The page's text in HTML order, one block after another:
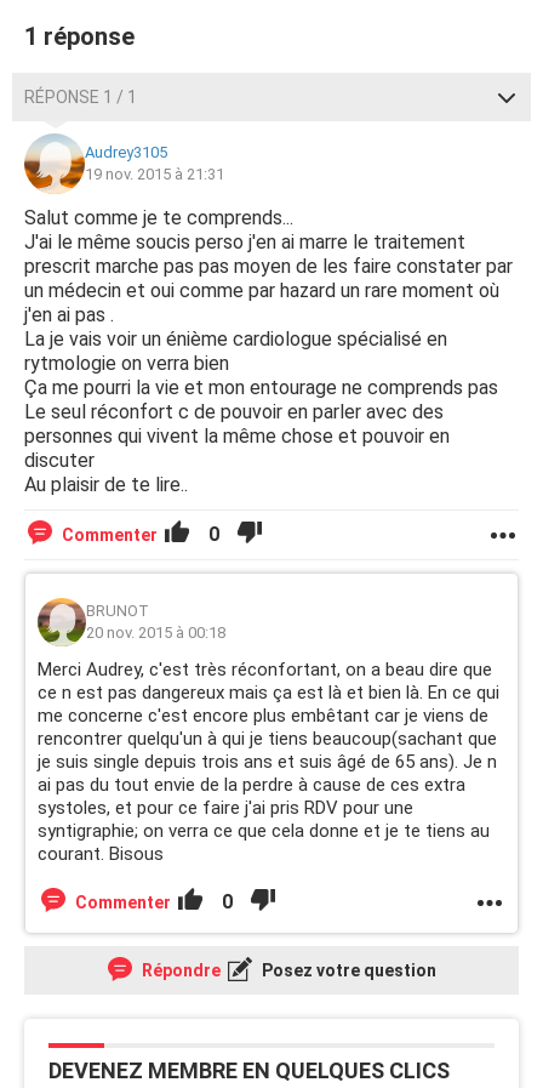
1 réponse
RÉPONSE 1 / 1
Audrey3105
19 nov. 2015 à 21:31
Salut comme je te comprends...
J'ai le même soucis perso j'en ai marre le traitement
prescrit marche pas pas moyen de les faire constater par
un médecin et oui comme par hazard un rare moment où
j'en ai pas .
La je vais voir un énième cardiologue spécialisé en
rytmologie on verra bien
Ça me pourri la vie et mon entourage ne comprends pas
Le seul réconfort c de pouvoir en parler avec des
personnes qui vivent la même chose et pouvoir en
discuter
Au plaisir de te lire..
Commenter 0
BRUNOT
20 nov. 2015 à 00:18
Merci Audrey, c'est très réconfortant, on a beau dire que
ce n est pas dangereux mais ça est là et bien là. En ce qui
me concerne c'est encore plus embêtant car je viens de
rencontrer quelqu'un à qui je tiens beaucoup(sachant que
je suis single depuis trois ans et suis âgé de 65 ans). Je n
ai pas du tout envie de la perdre à cause de ces extra
systoles, et pour ce faire j'ai pris RDV pour une
syntigraphie; on verra ce que cela donne et je te tiens au
courant. Bisous
Commenter 0
Répondre Posez votre question
DEVENEZ MEMBRE EN QUELQUES CLICS